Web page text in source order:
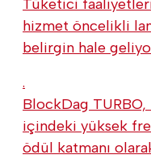
Tüketici
hizmet öncelikli
belirgin hale
.
BlockDag
içindeki yüksek
ödül katmanı